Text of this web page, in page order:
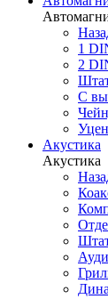
1
2
С
Акустика
Акустика